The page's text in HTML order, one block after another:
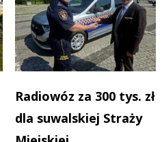
Radiowóz za 300 tys. zł
dla suwalskiej Straży